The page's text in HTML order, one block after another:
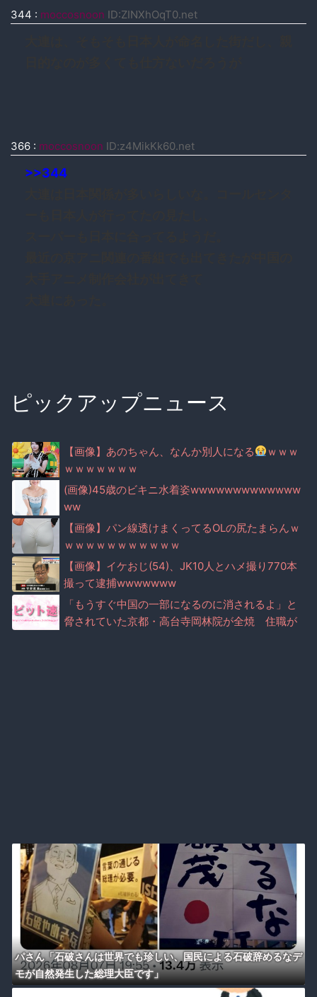
344 : moccosnoon ID:ZINXhOqT0.net
366 : moccosnoon ID:z4MikKk60.net
>>344
ピックアップニュース
【画像】あのちゃん、なんか別人になる
ｗｗｗ
ｗｗｗｗｗｗｗ
(画像)45歳のビキニ水着姿wwwwwwwwwwwww
ww
【画像】パン線透けまくってるOLの尻たまらんｗ
ｗｗｗｗｗｗｗｗｗｗｗ
【画像】イケおじ(54)、JK10人とハメ撮り770本
撮って逮捕wwwwwww
「もうすぐ中国の一部になるのに消されるよ」と
脅されていた京都・高台寺岡林院が全焼 住職が
パさん「石破さんは世界でも珍しい、国民による石破辞めるなデ
モが自然発生した総理大臣です」